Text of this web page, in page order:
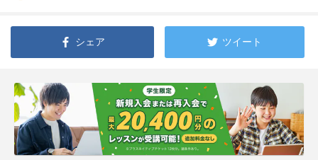
シェア ツイート